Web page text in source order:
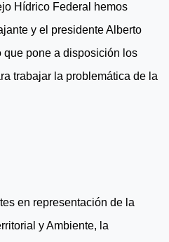
Hídrico Federal hemos
y el presidente Alberto
que pone a disposición los
trabajar la problemática de la
en representación de la
y Ambiente, la